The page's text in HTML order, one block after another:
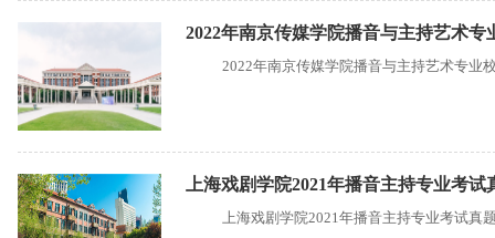
2022年南京传媒学院播音与主持艺术专
2022年南京传媒学院播音与主持艺术专业
上海戏剧学院2021年播音主持专业考试
上海戏剧学院2021年播音主持专业考试真